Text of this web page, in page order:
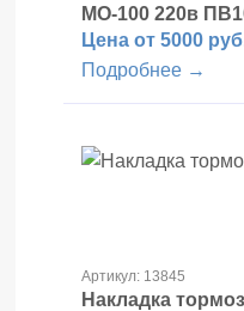
МО-100 220в
Цена от 5000
Подробнее →
Артикул: 13845
Накладка